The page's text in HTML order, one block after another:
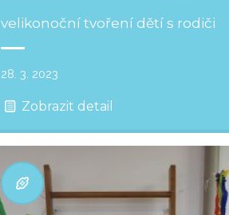
velikonoční tvoření dětí s rodiči
28. 3. 2023
Zobrazit detail